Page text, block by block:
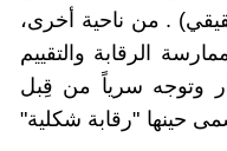
. من ناحية أخرى،
الرقابة والتقييم
وتوجه سرياً من قِبل
حينها "رقابة شكلية"